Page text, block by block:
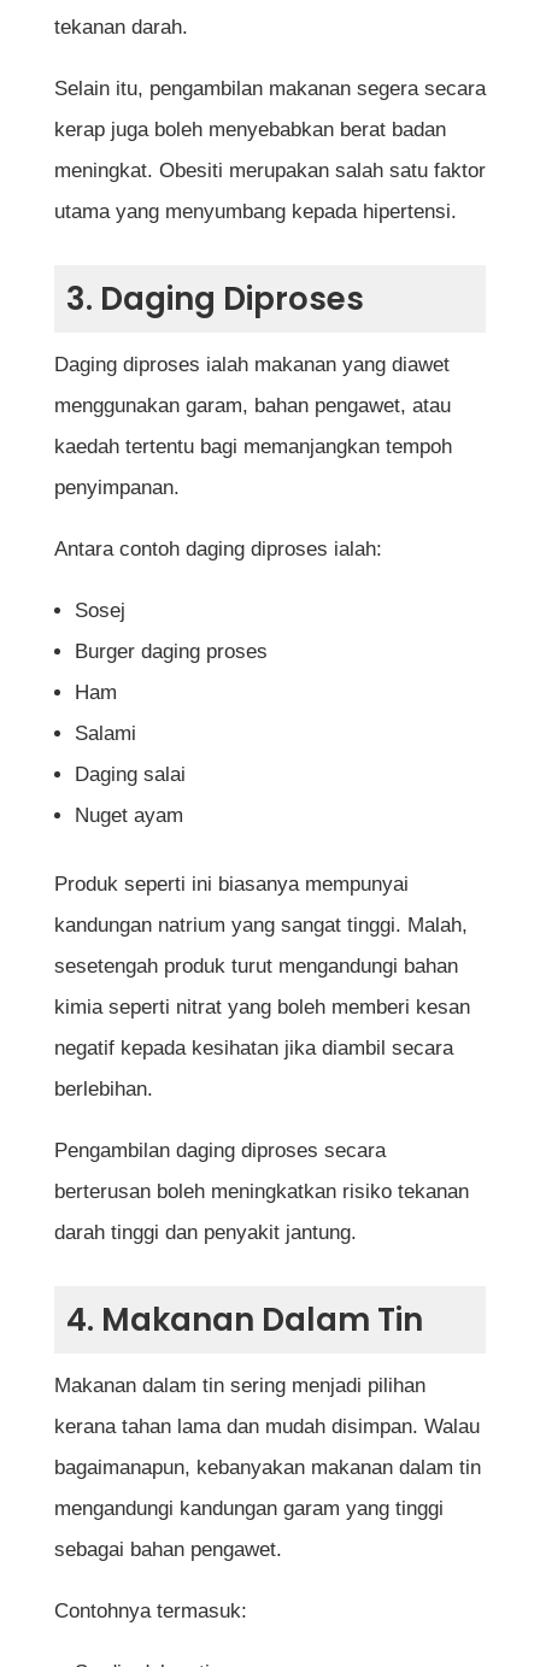
tekanan darah.
Selain itu, pengambilan makanan segera secara
kerap juga boleh menyebabkan berat badan
meningkat. Obesiti merupakan salah satu faktor
utama yang menyumbang kepada hipertensi.
3. Daging Diproses
Daging diproses ialah makanan yang diawet
menggunakan garam, bahan pengawet, atau
kaedah tertentu bagi memanjangkan tempoh
penyimpanan.
Antara contoh daging diproses ialah:
Sosej
Burger daging proses
Ham
Salami
Daging salai
Nuget ayam
Produk seperti ini biasanya mempunyai
kandungan natrium yang sangat tinggi. Malah,
sesetengah produk turut mengandungi bahan
kimia seperti nitrat yang boleh memberi kesan
negatif kepada kesihatan jika diambil secara
berlebihan.
Pengambilan daging diproses secara
berterusan boleh meningkatkan risiko tekanan
darah tinggi dan penyakit jantung.
4. Makanan Dalam Tin
Makanan dalam tin sering menjadi pilihan
kerana tahan lama dan mudah disimpan. Walau
bagaimanapun, kebanyakan makanan dalam tin
mengandungi kandungan garam yang tinggi
sebagai bahan pengawet.
Contohnya termasuk: